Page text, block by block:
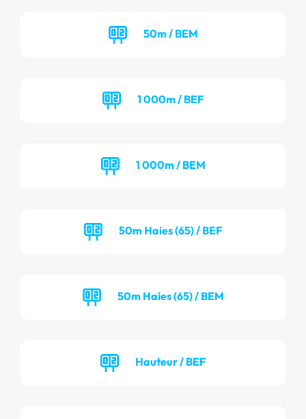
50m / BEM
1 000m / BEF
1 000m / BEM
50m Haies (65) / BEF
50m Haies (65) / BEM
Hauteur / BEF